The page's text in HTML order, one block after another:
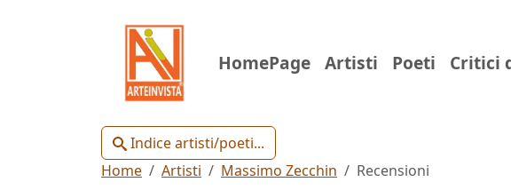
HomePage Artisti Poeti Critici
Indice artisti/poeti...
Home Artisti Massimo Zecchin Recensioni